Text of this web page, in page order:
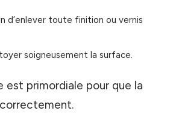
d’enlever toute finition ou vernis
soigneusement la surface.
est primordiale pour que la